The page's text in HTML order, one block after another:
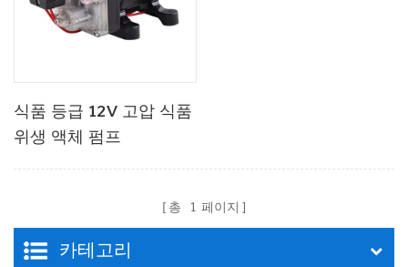
식품 등급 12V 고압 식품
위생 액체 펌프
총 1 페이지
카테고리